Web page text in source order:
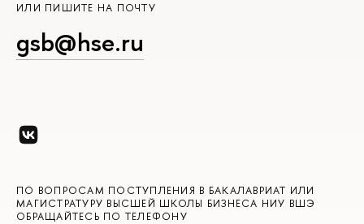
ИЛИ ПИШИТЕ НА ПОЧТУ
gsb@hse.ru
ПО ВОПРОСАМ ПОСТУПЛЕНИЯ В БАКАЛАВРИАТ ИЛИ
МАГИСТРАТУРУ ВЫСШЕЙ ШКОЛЫ БИЗНЕСА НИУ ВШЭ
ОБРАЩАЙТЕСЬ ПО ТЕЛЕФОНУ